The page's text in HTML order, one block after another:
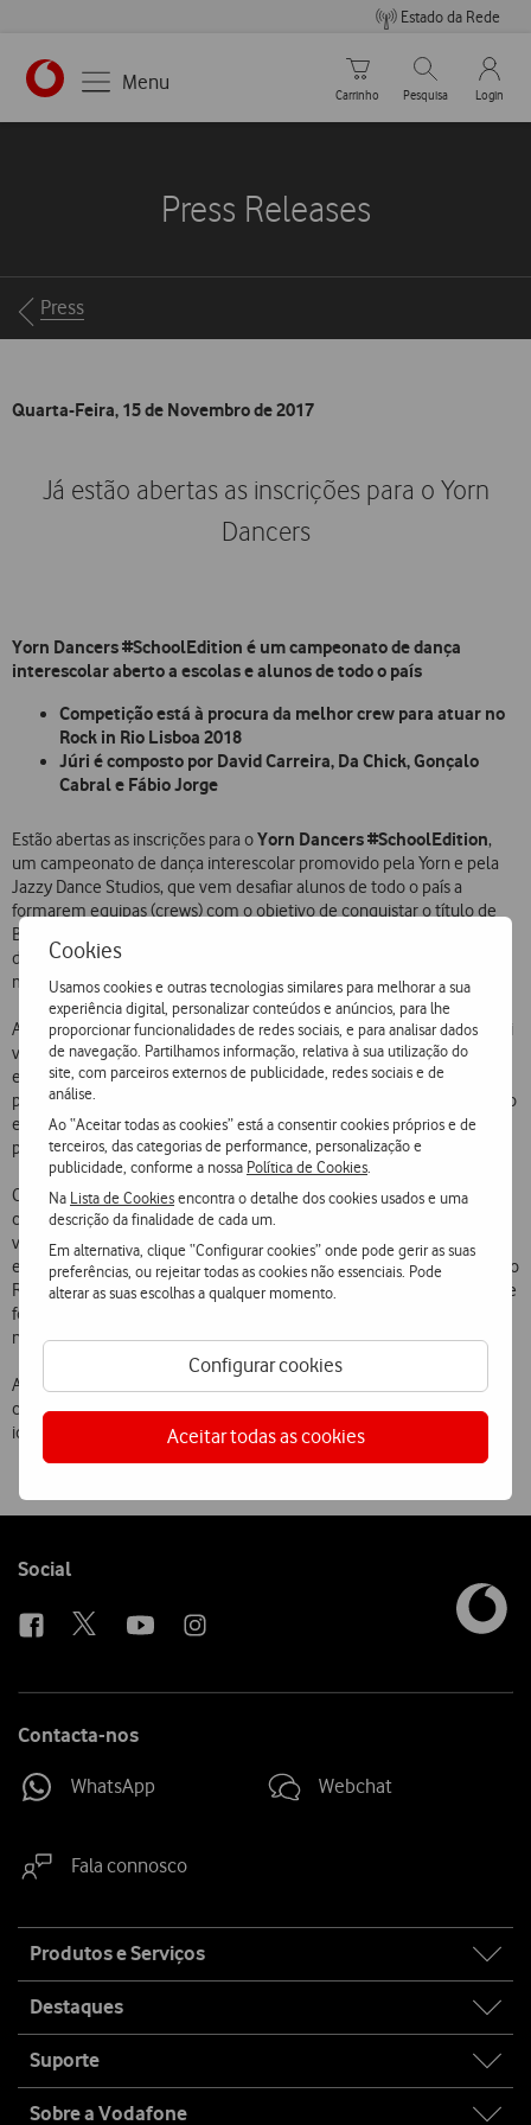
Cookies
Usamos cookies e outras tecnologias similares para melhorar a sua
experiência digital, personalizar conteúdos e anúncios, para lhe
proporcionar funcionalidades de redes sociais, e para analisar dados
de navegação. Partilhamos informação, relativa à sua utilização do
site, com parceiros externos de publicidade, redes sociais e de
análise.
Ao “Aceitar todas as cookies” está a consentir cookies próprios e de
terceiros, das categorias de performance, personalização e
publicidade, conforme a nossa Política de Cookies
Na Lista de Cookiesencontra o detalhe dos cookies usados e uma
descrição da finalidade de cada um.
Em alternativa, clique “Configurar cookies” onde pode gerir as suas
preferências, ou rejeitar todas as cookies não essenciais. Pode
alterar as suas escolhas a qualquer momento.
Configurar cookies
Aceitar todas as cookies
Estado da Rede
https://www.vodafone.pt
Menu
Carrinho de compras
Carrinho
Pesquisar
Pesquisa
My
Login
Press Releases
Breadcrumbs
Press
Quarta-Feira, 15 de Novembro de 2017
Já estão abertas as inscrições para o Yorn
Dancers
Yorn Dancers #SchoolEdition é um campeonato de dança
interescolar aberto a escolas e alunos de todo o país
Competição está à procura da melhor crew para atuar no
Rock in Rio Lisboa 2018
Júri é composto por David Carreira, Da Chick, Gonçalo
Cabral e Fábio Jorge
Estão abertas as inscrições para oYorn Dancers #SchoolEdition,
um campeonato de dança interescolar promovido pela Yorn e pela
Jazzy Dance Studios, que vem desafiar alunos de todo o país a
formarem equipas (crews) com o objetivo de conquistar o título de
Best School Dancers. A melhor crew nacional ganha a oportunidade
de atuar na edição de 2018 do maior evento de entretenimento e
música do país, o Rock in Rio Lisboa.
A competição que quer colocar as escolas do país inteiro a dançar vai
viver, essencialmente, no YouTube da Yorn. Para se inscreverem, as
equipas enviam um vídeo através do site da Yorn, que será depois
publicado no seu canal, ficando sujeito à votação por parte do público
e do júri. Este é composto pelos cantores David Carreira e Da Chick e
pelos dançarinos Gonçalo Cabral e Fábio Jorge.
Concluída a fase de candidaturas, segue-se um processo de votação
com três eliminatórias e, no dia 29 de abril de 2018, apura-se a crew
vencedora num grande evento ao vivo com a votação a decorrer
exclusivamente online, por parte do público. Para além da atuação no
Rock in Rio Lisboa 2018, os vencedores ganham, ainda, seis meses de
formação intensiva na Jazzy Dance Studios e bilhetes para o festival
no Parque da Bela Vista, em Lisboa.
As equipas podem inscrever-se até dia 31 de dezembro e devem ser
compostas por 4 a 12 alunos, do 3.º Ciclo e Ensino Secundário, com
idades entre os 13 e os 18 anos
Follow
Social
Contacta-nos
WhatsApp Webchat
Fala connosco
map
Produtos e Serviços
Destaques
Suporte
Sobre a Vodafone